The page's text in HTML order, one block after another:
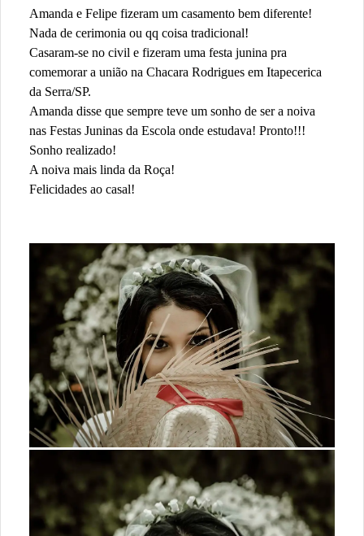
Amanda e Felipe fizeram um casamento bem diferente!
Nada de cerimonia ou qq coisa tradicional!
Casaram-se no civil e fizeram uma festa junina pra
comemorar a união na Chacara Rodrigues em Itapecerica
da Serra/SP.
Amanda disse que sempre teve um sonho de ser a noiva
nas Festas Juninas da Escola onde estudava! Pronto!!!
Sonho realizado!
A noiva mais linda da Roça!
Felicidades ao casal!